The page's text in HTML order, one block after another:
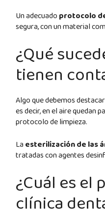
Un adecuado protocolo
segura, con un material
¿Qué
tienen
Algo que debemos
es decir, en el aire quedan
protocolo de limpieza.
La esterilización de las
tratadas con agentes
¿Cuál es
clínica